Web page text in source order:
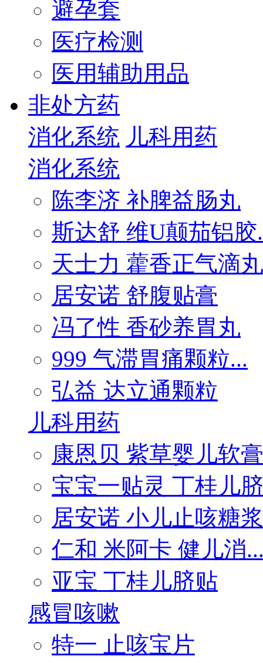
避孕套
医疗检测
医用辅助用品
非处方药
消化系统 儿科用药
消化系统
陈李济 补脾益肠丸
斯达舒 维U颠茄铝胶
天士力 藿香正气滴丸
居安诺 舒腹贴膏
冯了性 香砂养胃丸
999 气滞胃痛颗粒...
弘益 达立通颗粒
儿科用药
康恩贝 紫草婴儿软膏
宝宝一贴灵 丁桂儿
居安诺 小儿止咳糖浆
仁和 米阿卡 健儿消
亚宝 丁桂儿脐贴
感冒咳嗽
特一 止咳宝片